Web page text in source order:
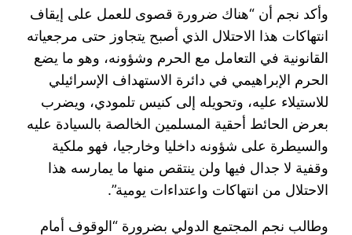
وأكد نجم أن “هناك ضرورة قصوى للعمل على إيقاف
انتهاكات هذا الاحتلال الذي أصبح يتجاوز حتى مرجعياته
القانونية في التعامل مع الحرم وشؤونه، وهو ما يضع
الحرم الإبراهيمي في دائرة الاستهداف الإسرائيلي
للاستيلاء عليه، وتحويله إلى كنيس تلمودي، ويضرب
بعرض الحائط أحقية المسلمين الخالصة بالسيادة عليه
والسيطرة على شؤونه داخليا وخارجيا، فهو ملكية
وقفية لا جدال فيها ولن ينتقص منها ما يمارسه هذا
الاحتلال من انتهاكات واعتداءات يومية”.
وطالب نجم المجتمع الدولي بضرورة “الوقوف أمام